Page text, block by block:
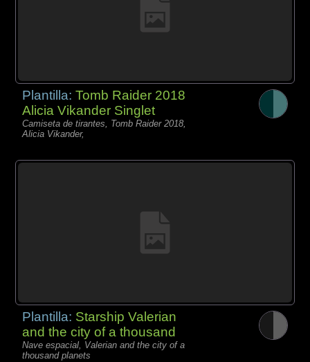
Plantilla:Tomb Raider 2018
Alicia Vikander Singlet
Camiseta de tirantes, Tomb Raider 2018,
Alicia Vikander,
Plantilla: Starship Valerian
and the city of a thousand
Nave espacial, Valerian and the city of a
thousand planets